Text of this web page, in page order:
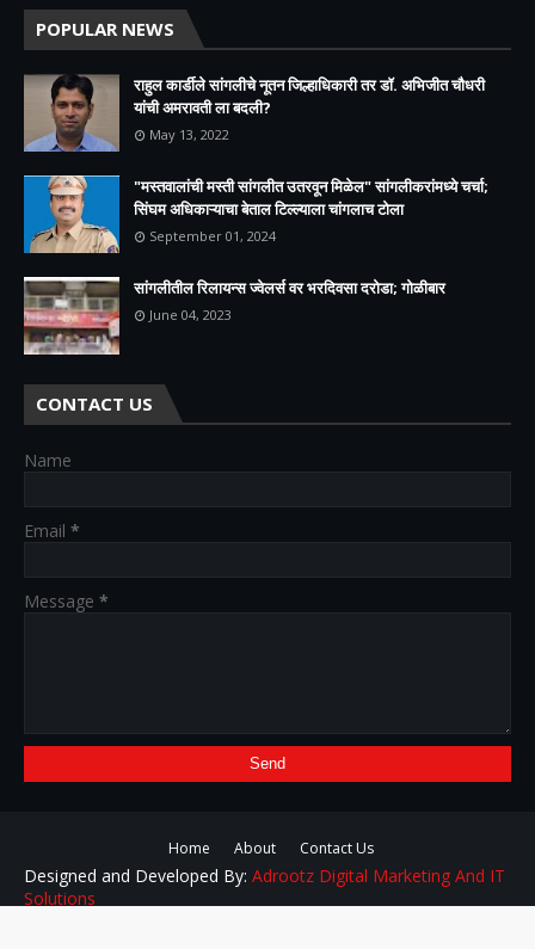
POPULAR NEWS
राहुल कार्डीले सांगलीचे नूतन जिल्हाधिकारी तर डॉ. अभिजीत चौधरी
यांची अमरावती ला बदली?
May 13, 2022
"मस्तवालांची मस्ती सांगलीत उतरवून मिळेल" सांगलीकरांमध्ये चर्चा;
सिंघम अधिकाऱ्याचा बेताल टिल्ल्याला चांगलाच टोला
September 01, 2024
सांगलीतील रिलायन्स ज्वेलर्स वर भरदिवसा दरोडा; गोळीबार
June 04, 2023
CONTACT US
Name
Email *
Message *
Home About Contact Us
Designed and Developed By: Adrootz Digital Marketing And IT
Solutions